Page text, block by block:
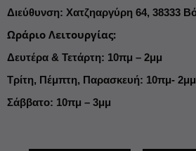
Διεύθυνση: Χατζηαργύρη 64, 38333
Ωράριο Λειτουργίας:
Δευτέρα & Τετάρτη: 10πμ – 2μμ
Τρίτη, Πέμπτη, Παρασκευή: 10πμ-
Σάββατο: 10πμ – 3μμ